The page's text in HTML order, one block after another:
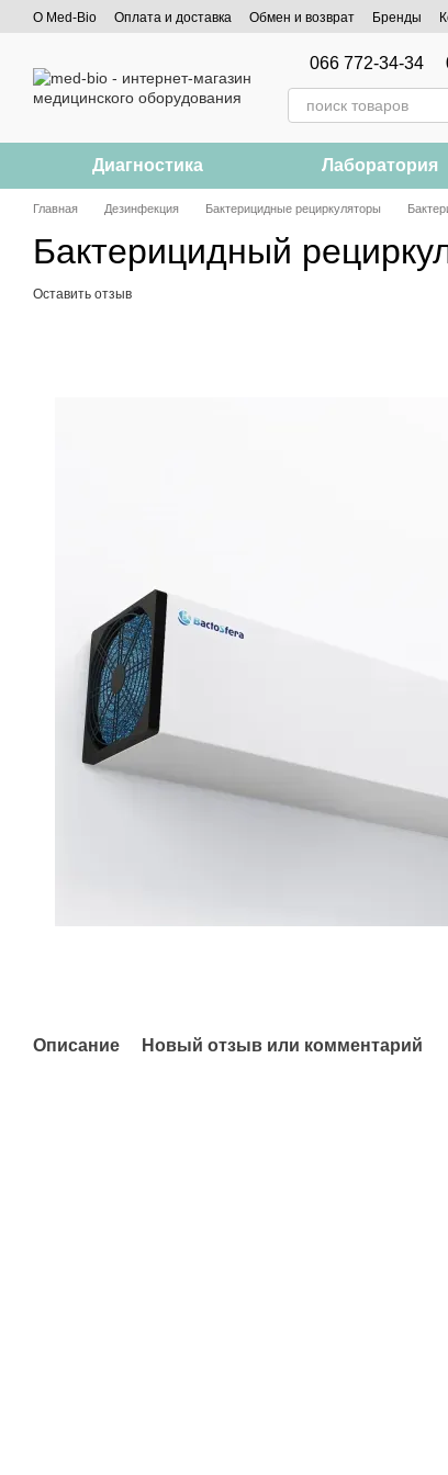
Перейти к основному контенту
О Med-Bio Оплата и доставка Обмен и возврат Бренды
066 772-34-34
Диагностика Лаборатория
Главная Дезинфекция Бактерицидные рециркуляторы
Бактерицидный
Оставить отзыв
Описание Новый отзыв или комментарий